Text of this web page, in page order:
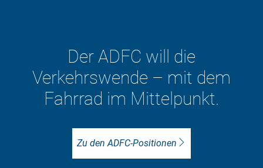
Der ADFC will die
Verkehrswende – mit dem
Fahrrad im Mittelpunkt.
Zu den ADFC-Positionen